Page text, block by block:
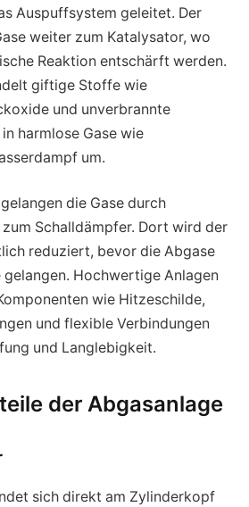
Auspuffsystem geleitet. Der
weiter zum Katalysator, wo
Reaktion entschärft werden.
giftige Stoffe wie
und unverbrannte
harmlose Gase wie
um.
die Gase durch
Schalldämpfer. Dort wird der
reduziert, bevor die Abgase
Hochwertige Anlagen
wie Hitzeschilde,
und flexible Verbindungen
und Langlebigkeit.
der Abgasanlage
sich direkt am Zylinderkopf